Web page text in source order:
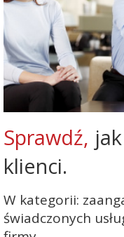
Sprawdź,
klienci.
W kategorii:
świadczonych